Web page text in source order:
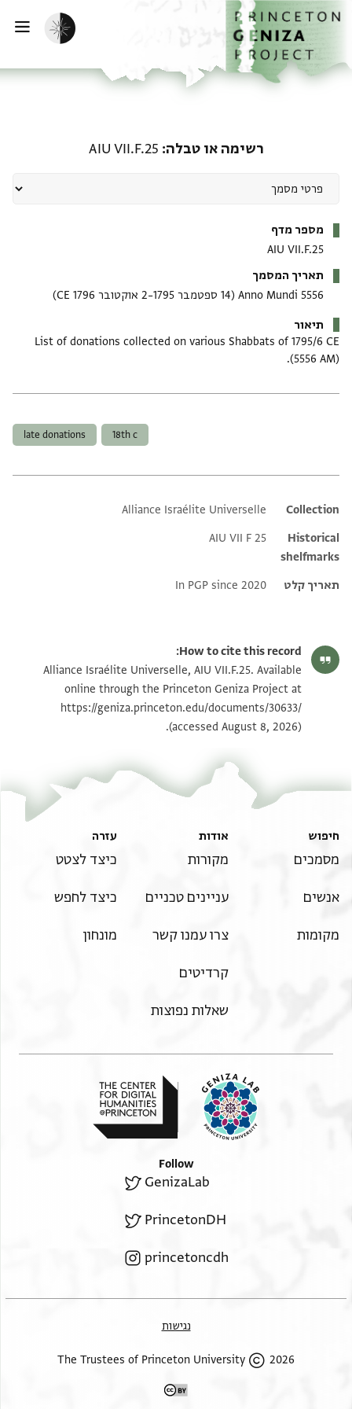
דילוג לתוכן
דף הבית
הפעלת מצב כהה
רשימה או טבלה AIU VII.F.25
מספר מדף
AIU VII.F.25
תאריך המסמך
5556 Anno Mundi
(14 ספטמבר 1795–2 אוקטובר 1796 CE)
תיאור
List of donations collected on various Shabbats of 1795/6 CE
(5556 AM).
18th c
late donations
Additional metadata
Collection
Alliance Israélite Universelle
Historical
shelfmarks
AIU VII F 25
תאריך קלט In PGP since 2020
How to cite this record:
Alliance Israélite Universelle, AIU VII.F.25. Available
online through the Princeton Geniza Project at
https://geniza.princeton.edu/documents/30633/
(accessed August 8, 2026).
חיפוש
מסמכים
אנשים
מקומות
אודות
מקורות
עניינים טכניים
צרו עמנו קשר
קרדיטים
שאלות נפוצות
עזרה
כיצד לצטט
כיצד לחפש
מונחון
Follow
GenizaLab
PrincetonDH
princetoncdh
נגישות
2026 The Trustees of Princeton University